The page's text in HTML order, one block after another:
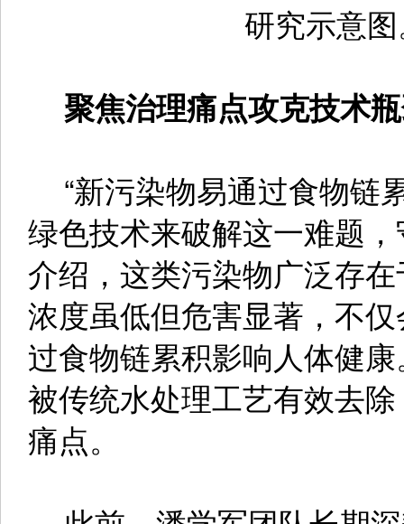
研究示意
聚焦治理痛点攻克技术
“新污染物易通过食物链
绿色技术来破解这一难题
介绍，这类污染物广泛存
浓度虽低但危害显著，不
过食物链累积影响人体健
被传统水处理工艺有效去
痛点。